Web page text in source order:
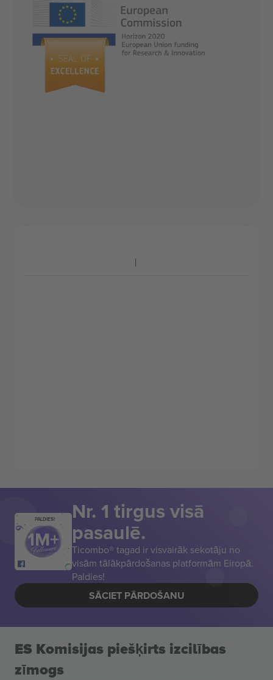
PALDIES! Nr. 1 tirgus visā
pasaulē.
Ticombo® tagad ir visvairāk sekotāju no
visām tālākpārdošanas platformām Eiropā.
Paldies!
SĀCIET PĀRDOŠANU
ES Komisijas piešķirts izcilības
zīmogs